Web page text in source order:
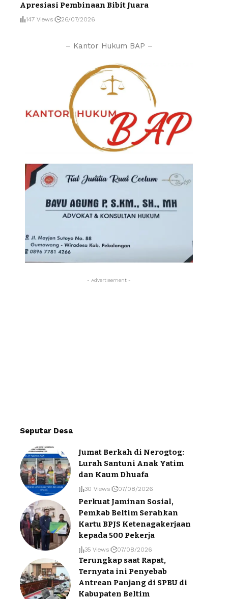
Apresiasi Pembinaan Bibit Juara
147 Views 26/07/2026
– Kantor Hukum BAP –
- Advertisement -
Seputar Desa
Jumat Berkah di Nerogtog:
Lurah Santuni Anak Yatim
dan Kaum Dhuafa
30 Views 07/08/2026
Perkuat Jaminan Sosial,
Pemkab Beltim Serahkan
Kartu BPJS Ketenagakerjaan
kepada 500 Pekerja
35 Views 07/08/2026
Terungkap saat Rapat,
Ternyata ini Penyebab
Antrean Panjang di SPBU di
Kabupaten Beltim